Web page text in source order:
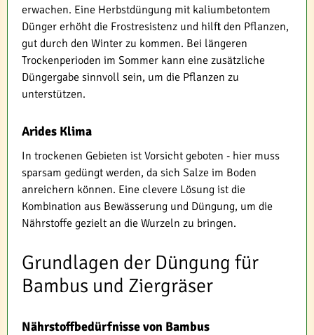
erwachen. Eine Herbstdüngung mit kaliumbetontem
Dünger erhöht die Frostresistenz und hilft den Pflanzen,
gut durch den Winter zu kommen. Bei längeren
Trockenperioden im Sommer kann eine zusätzliche
Düngergabe sinnvoll sein, um die Pflanzen zu
unterstützen.
Arides Klima
In trockenen Gebieten ist Vorsicht geboten - hier muss
sparsam gedüngt werden, da sich Salze im Boden
anreichern können. Eine clevere Lösung ist die
Kombination aus Bewässerung und Düngung, um die
Nährstoffe gezielt an die Wurzeln zu bringen.
Grundlagen der Düngung für
Bambus und Ziergräser
Nährstoffbedürfnisse von Bambus